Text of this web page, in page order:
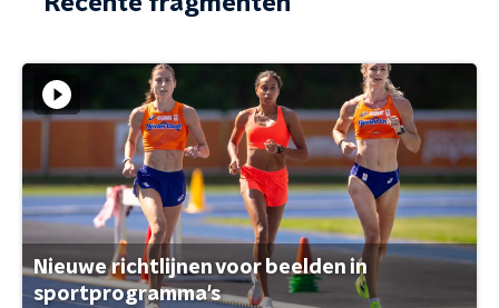
Nieuwe richtlijnen voor beelden in
sportprogramma's